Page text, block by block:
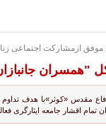
موفق ازمشارکت اجتماعی
"همسران
مقدس «کوثر»با هدف تداوم
تمام اقشار جامعه ایثارگری